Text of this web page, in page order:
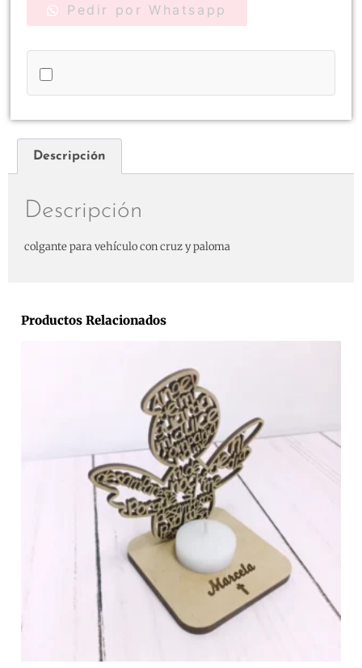
Pedir por Whatsapp
Descripción
Descripción
colgante para vehículo con cruz y paloma
Productos Relacionados